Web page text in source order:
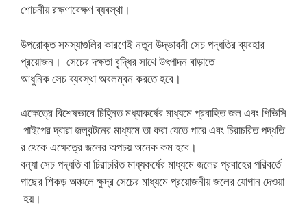
শোচনীয় রক্ষণাবেক্ষণ ব্যবস্থা।
উপরোক্ত সমস্যাগুলির কারণেই নতুন উদ্ভাবনী সেচ পদ্ধতির ব্যবহার
প্রয়োজন। সেচের দক্ষতা বৃদ্ধির সাথে উৎপাদন বাড়াতে
আধুনিক সেচ ব্যবস্থা অবলম্বন করতে হবে।
এক্ষেত্রে বিশেষভাবে চিহ্নিত মধ্যাকর্ষের মাধ্যমে প্রবাহিত জল এবং পিভিসি
পাইপের দ্বারা জলবন্টনের মাধ্যমে তা করা যেতে পারে এবং চিরাচরিত পদ্ধতি
র থেকে এক্ষেত্রে জলের অপচয় অনেক কম হবে।
বন্যা সেচ পদ্ধতি বা চিরাচরিত মাধ্যকর্ষের মাধ্যমে জলের প্রবাহের পরিবর্তে
গাছের শিকড় অঞ্চলে ক্ষুদ্র সেচের মাধ্যমে প্রয়োজনীয় জলের যোগান দেওয়া
হয়।